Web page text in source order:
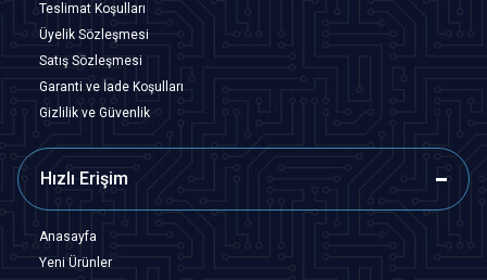
Teslimat Koşulları
Üyelik Sözleşmesi
Satış Sözleşmesi
Garanti ve İade Koşulları
Gizlilik ve Güvenlik
Hızlı Erişim
Anasayfa
Yeni Ürünler